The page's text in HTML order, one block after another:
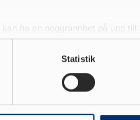
ha en noggrannhet på upp till
och ställ in dina preferenser i
sådana identifierare och
Statistik